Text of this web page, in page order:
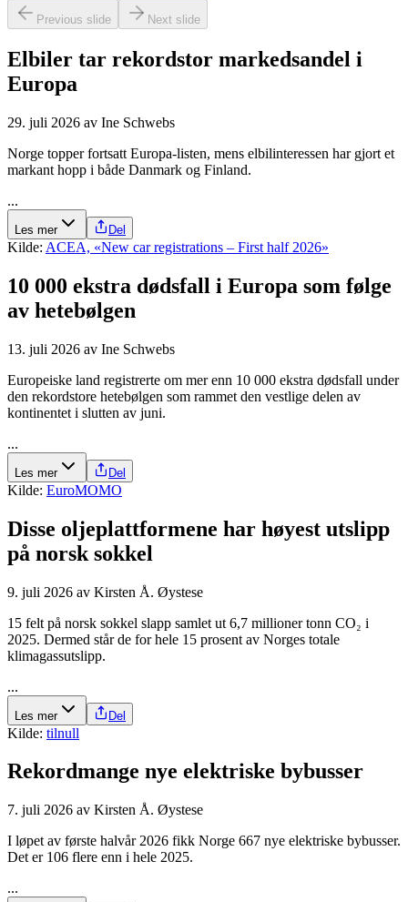
Previous slide Next slide
Elbiler tar rekordstor markedsandel i
Europa
29. juli 2026 av Ine Schwebs
Norge topper fortsatt Europa-listen, mens elbilinteressen har gjort et
markant hopp i både Danmark og Finland.
...
Les mer Del
Kilde: ACEA, «New car registrations – First half 2026»
10 000 ekstra dødsfall i Europa som følge
av hetebølgen
13. juli 2026 av Ine Schwebs
Europeiske land registrerte om mer enn 10 000 ekstra dødsfall under
den rekordstore hetebølgen som rammet den vestlige delen av
kontinentet i slutten av juni.
...
Les mer Del
Kilde: EuroMOMO
Disse olje­plattformene har høyest utslipp
på norsk sokkel
9. juli 2026 av Kirsten Å. Øystese
15 felt på norsk sokkel slapp samlet ut 6,7 millioner tonn CO₂ i
2025. Dermed står de for hele 15 prosent av Norges totale
klimagassutslipp.
...
Les mer Del
Kilde: tilnull
Rekordmange nye elektriske bybusser
7. juli 2026 av Kirsten Å. Øystese
I løpet av første halvår 2026 fikk Norge 667 nye elektriske bybusser.
Det er 106 flere enn i hele 2025.
...